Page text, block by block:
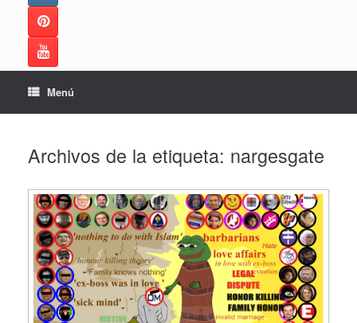
Menú
Archivos de la etiqueta: nargesgate